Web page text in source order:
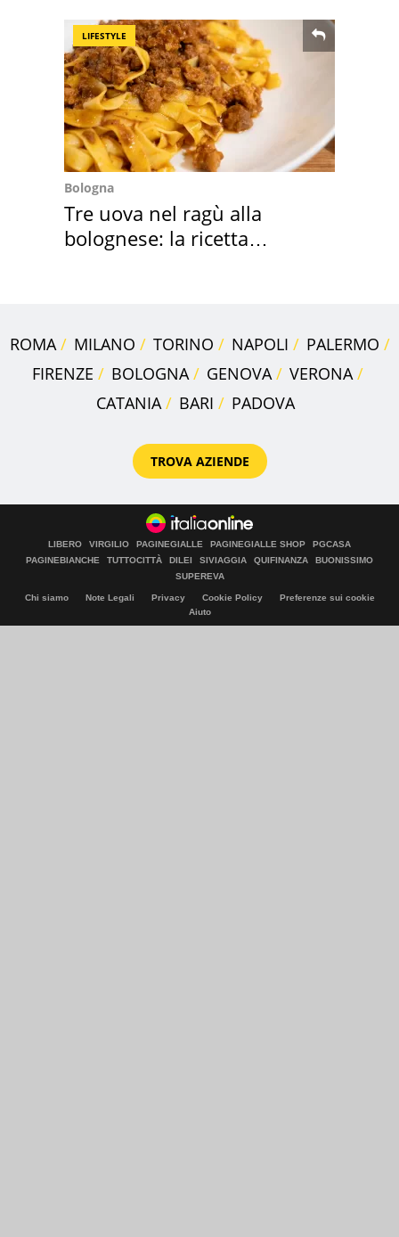
LIFESTYLE
Bologna
Tre uova nel ragù alla
bolognese: la ricetta
ROMA MILANO TORINO NAPOLI
PALERMO
FIRENZE
BOLOGNA GENOVA
VERONA
CATANIA
BARI PADOVA
TROVA AZIENDE
LIBERO VIRGILIO PAGINEGIALLE PAGINEGIALLE SHOP
PGCASA
PAGINEBIANCHE
TUTTOCITTÀ DILEI SIVIAGGIA QUIFINANZA
BUONISSIMO
SUPEREVA
Chi siamo Note Legali Privacy Cookie Policy
Preferenze sui cookie
Aiuto